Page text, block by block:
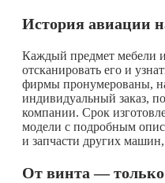
История авиации
Каждый предмет мебели
отсканировать его и
фирмы пронумерованы,
индивидуальный заказ,
компании. Срок
модели с подробным
и запчасти других
От винта — только